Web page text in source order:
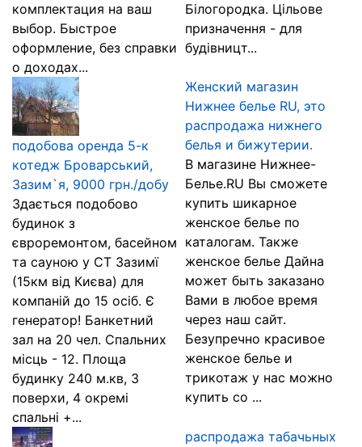
комплектация на ваш
выбор. Быстрое
оформление, без справки
о доходах...
Білогородка. Цільове
призначення - для
будівницт...
подобова оренда 5-к
котедж Броварський,
Зазим`я, 9000 грн./добу
Здається подобово
будинок з
євроремонтом, басейном
та сауною у СТ Зазимї
(15км від Києва) для
компаній до 15 осіб. Є
генератор! Банкетний
зал на 20 чел. Спальних
місць - 12. Площа
будинку 240 м.кв, 3
поверхи, 4 окремі
спальні +...
Женский магазин
Нижнее белье RU, это
распродажа нижнего
белья и бижутерии.
В магазине Нижнее-
Белье.RU Вы сможете
купить шикарное
женское белье по
каталогам. Также
женское белье Дайна
может быть заказано
Вами в любое время
через наш сайт.
Безупречно красивое
женское белье и
трикотаж у нас можно
купить со ...
распродажа табачьных